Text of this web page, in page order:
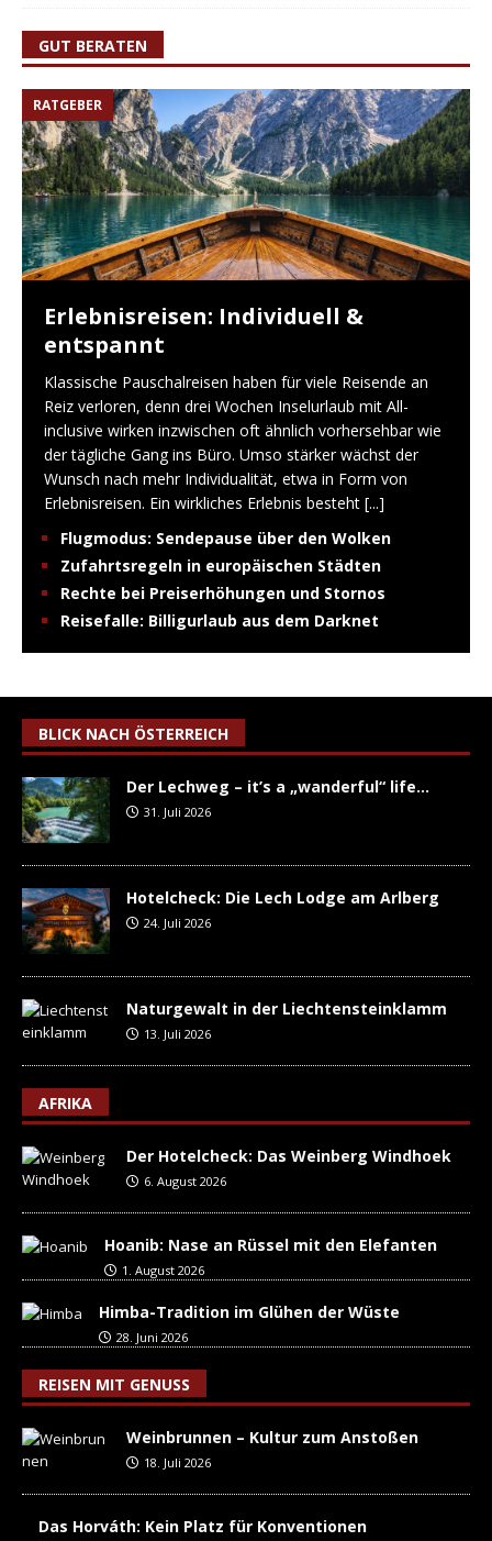
GUT BERATEN
RATGEBER
Erlebnisreisen: Individuell &
entspannt
Klassische Pauschalreisen haben für viele Reisende an
Reiz verloren, denn drei Wochen Inselurlaub mit All-
inclusive wirken inzwischen oft ähnlich vorhersehbar wie
der tägliche Gang ins Büro. Umso stärker wächst der
Wunsch nach mehr Individualität, etwa in Form von
Erlebnisreisen. Ein wirkliches Erlebnis besteht [...]
Flugmodus: Sendepause über den Wolken
Zufahrtsregeln in europäischen Städten
Rechte bei Preiserhöhungen und Stornos
Reisefalle: Billigurlaub aus dem Darknet
BLICK NACH ÖSTERREICH
Der Lechweg – it’s a „wanderful“ life…
31. Juli 2026
Hotelcheck: Die Lech Lodge am Arlberg
24. Juli 2026
Naturgewalt in der Liechtensteinklamm
13. Juli 2026
AFRIKA
Der Hotelcheck: Das Weinberg Windhoek
6. August 2026
Hoanib: Nase an Rüssel mit den Elefanten
1. August 2026
Himba-Tradition im Glühen der Wüste
28. Juni 2026
REISEN MIT GENUSS
Weinbrunnen – Kultur zum Anstoßen
18. Juli 2026
Das Horváth: Kein Platz für Konventionen